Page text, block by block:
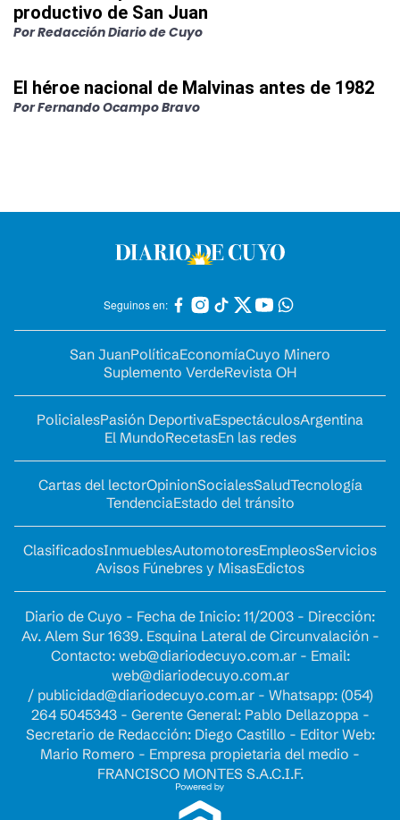
productivo de San Juan
PorRedacción Diario de Cuyo
El héroe nacional de Malvinas antes de 1982
PorFernando Ocampo Bravo
Seguinos en:
San JuanPolíticaEconomíaCuyo Minero
Suplemento VerdeRevista OH
PolicialesPasión DeportivaEspectáculosArgentina
El MundoRecetasEn las redes
Cartas del lectorOpinionSocialesSaludTecnología
TendenciaEstado del tránsito
ClasificadosInmueblesAutomotoresEmpleosServicios
Avisos Fúnebres y MisasEdictos
Diario de Cuyo - Fecha de Inicio: 11/2003 - Dirección:
Av. Alem Sur 1639. Esquina Lateral de Circunvalación -
Contacto: web@diariodecuyo.com.ar- Email:
web@diariodecuyo.com.ar
/ publicidad@diariodecuyo.com.ar- Whatsapp: (054)
264 5045343 - Gerente General: Pablo Dellazoppa -
Secretario de Redacción: Diego Castillo - Editor Web:
Mario Romero - Empresa propietaria del medio -
FRANCISCO MONTES S.A.C.I.F.